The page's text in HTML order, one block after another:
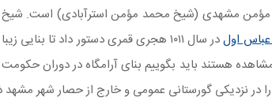
مؤمن مشهدی (شیخ محمد مؤمن استرآبادی) است. شیخ
اول
در سال ۱۰۱۱ هجری قمری دستور داد تا
هستند باید بگوییم بنای آرامگاه در دوران
نزدیکی گورستانی عمومی و خارج از حصار شهر مشهد